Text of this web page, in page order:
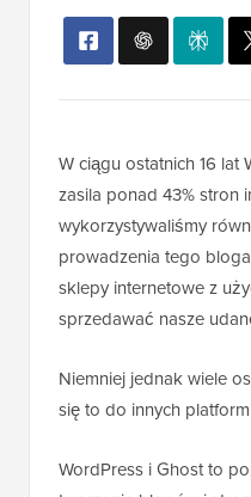
W ciągu ostatnich 16 lat
zasila ponad 43% stron
wykorzystywaliśmy
prowadzenia tego
sklepy internetowe z
sprzedawać nasze
Niemniej jednak wiele
się to do innych
WordPress i Ghost to